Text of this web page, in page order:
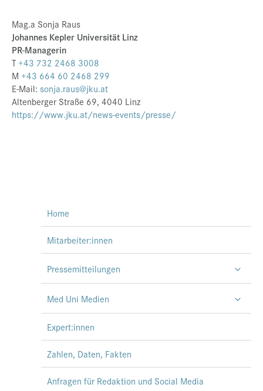
Mag.a Sonja Raus
Johannes Kepler Universität Linz
PR-Managerin
T +43 732 2468 3008
M +43 664 60 2468 299
E-Mail: sonja.raus@jku.at
Altenberger Straße 69, 4040 Linz
https://www.jku.at/news-events/presse/
Home
Mitarbeiter:innen
Pressemitteilungen
Med Uni Medien
Expert:innen
Zahlen, Daten, Fakten
Anfragen für Redaktion und Social Media